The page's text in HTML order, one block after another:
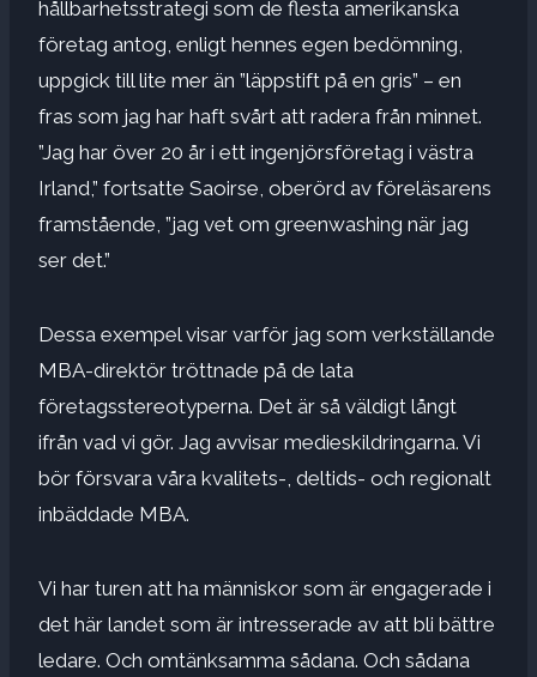
hållbarhetsstrategi som de flesta amerikanska
företag antog, enligt hennes egen bedömning,
uppgick till lite mer än ”läppstift på en gris” – en
fras som jag har haft svårt att radera från minnet.
”Jag har över 20 år i ett ingenjörsföretag i västra
Irland,” fortsatte Saoirse, oberörd av föreläsarens
framstående, ”jag vet om greenwashing när jag
ser det.”
Dessa exempel visar varför jag som verkställande
MBA-direktör tröttnade på de lata
företagsstereotyperna. Det är så väldigt långt
ifrån vad vi gör. Jag avvisar medieskildringarna. Vi
bör försvara våra kvalitets-, deltids- och regionalt
inbäddade MBA.
Vi har turen att ha människor som är engagerade i
det här landet som är intresserade av att bli bättre
ledare. Och omtänksamma sådana. Och sådana